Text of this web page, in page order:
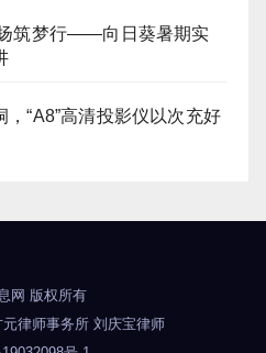
筑梦行——向日葵暑期实
“A8”高清投影仪以次充好
网 版权所有
律师事务所 刘庆宝律师